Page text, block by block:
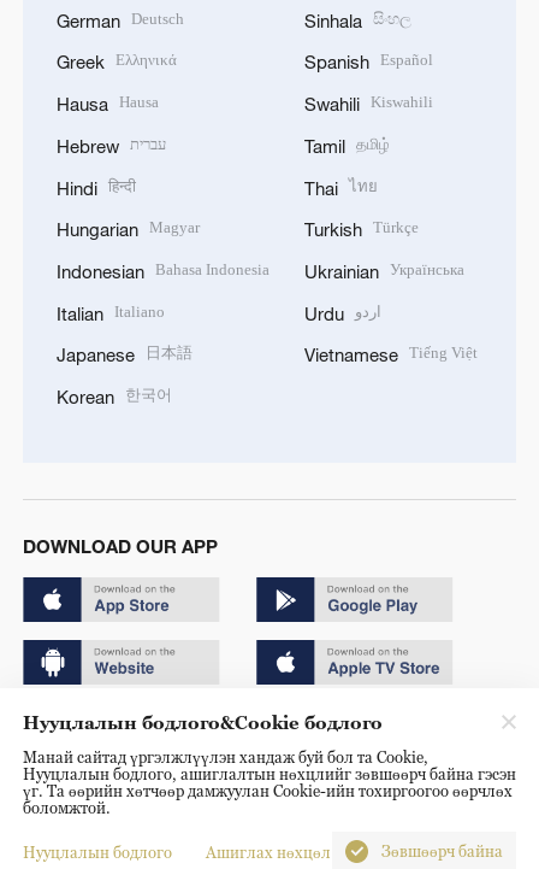
German Deutsch
Greek Ελληνικά
Hausa Hausa
Hebrew עברית
Hindi हिन्दी
Hungarian Magyar
Indonesian Bahasa Indonesia
Italian Italiano
Japanese 日本語
Korean 한국어
Sinhala සිංහල
Spanish Español
Swahili Kiswahili
Tamil தமிழ்
Thai ไทย
Turkish Türkçe
Ukrainian Українська
Urdu اردو
Vietnamese Tiếng Việt
DOWNLOAD OUR APP
Copyright © 2024 CGTN.
京ICP备20000184号
京公网安备 11010502050052号
Disinformation report hotline: 010-85061466
Нууцлалын бодлого&Cookie бодлого
Манай сайтад үргэлжлүүлэн хандаж буй бол та Cookie,
Нууцлалын бодлого, ашиглалтын нөхцлийг зөвшөөрч байна гэсэн
үг. Та өөрийн хөтчөөр дамжуулан Cookie-ийн тохиргоогоо өөрчлөх
боломжтой.
Нууцлалын бодлого Ашиглах нөхцөл Зөвшөөрч байна